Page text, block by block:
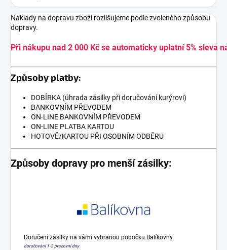
Náklady na dopravu zboží rozlišujeme podle zvoleného způsobu
dopravy.
Při nákupu nad 2 000 Kč se automaticky uplatní 5% sleva
Způsoby platby:
DOBÍRKA (úhrada zásilky při doručování kurýrovi)
BANKOVNÍM PŘEVODEM
ON-LINE BANKOVNÍM PŘEVODEM
ON-LINE PLATBA KARTOU
HOTOVĚ/KARTOU PŘI OSOBNÍM ODBĚRU
Způsoby dopravy pro menší zásilky:
Doručení zásilky na vámi vybranou pobočku Balíkovny
doručování 1-2 pracovní dny